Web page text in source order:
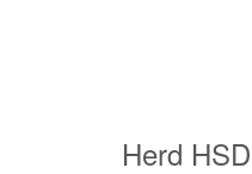
Herd